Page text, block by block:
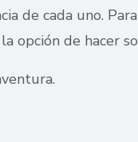
de cada uno.
opción de hacer